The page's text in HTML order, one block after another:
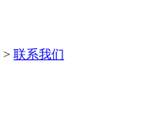
> 联系我们